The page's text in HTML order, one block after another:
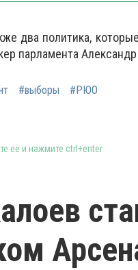
два политика,
парламента
#выборы #РЮО
её и нажмите ctrl+enter